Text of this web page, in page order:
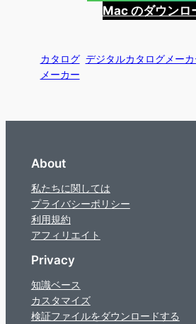
Mac のダウンロ
カタログ デジタルカタログメーカ
メーカー
About
私たちに関しては
プライバシーポリシー
利用規約
アフィリエイト
Privacy
知識ベース
カスタマイズ
検証ファイルをダウンロードする